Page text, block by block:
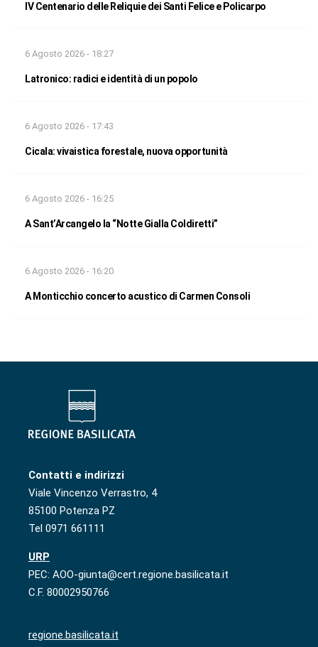
IV Centenario delle Reliquie dei Santi Felice e Policarpo
6 Agosto 2026 - 18:27
Latronico: radici e identità di un popolo
6 Agosto 2026 - 17:43
Cicala: vivaistica forestale, nuova opportunità
6 Agosto 2026 - 16:25
A Sant’Arcangelo la “Notte Gialla Coldiretti”
6 Agosto 2026 - 16:20
A Monticchio concerto acustico di Carmen Consoli
Contatti e indirizzi
Viale Vincenzo Verrastro, 4
85100 Potenza PZ
Tel 0971 661111
URP
PEC: AOO-giunta@cert.regione.basilicata.it
C.F. 80002950766
regione.basilicata.it